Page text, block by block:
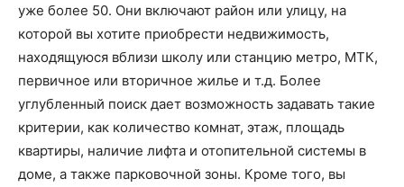
уже более 50. Они включают район или улицу, на
которой вы хотите приобрести недвижимость,
находящуюся вблизи школу или станцию метро, МТК,
первичное или вторичное жилье и т.д. Более
углубленный поиск дает возможность задавать такие
критерии, как количество комнат, этаж, площадь
квартиры, наличие лифта и отопительной системы в
доме, а также парковочной зоны. Кроме того, вы